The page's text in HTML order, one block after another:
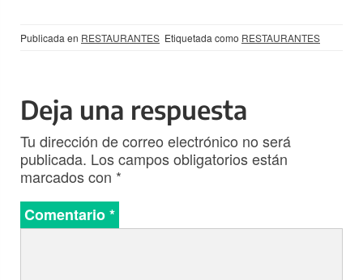
Publicada en RESTAURANTES Etiquetada como RESTAURANTES
Deja una respuesta
Tu dirección de correo electrónico no será
publicada. Los campos obligatorios están
marcados con *
Comentario*